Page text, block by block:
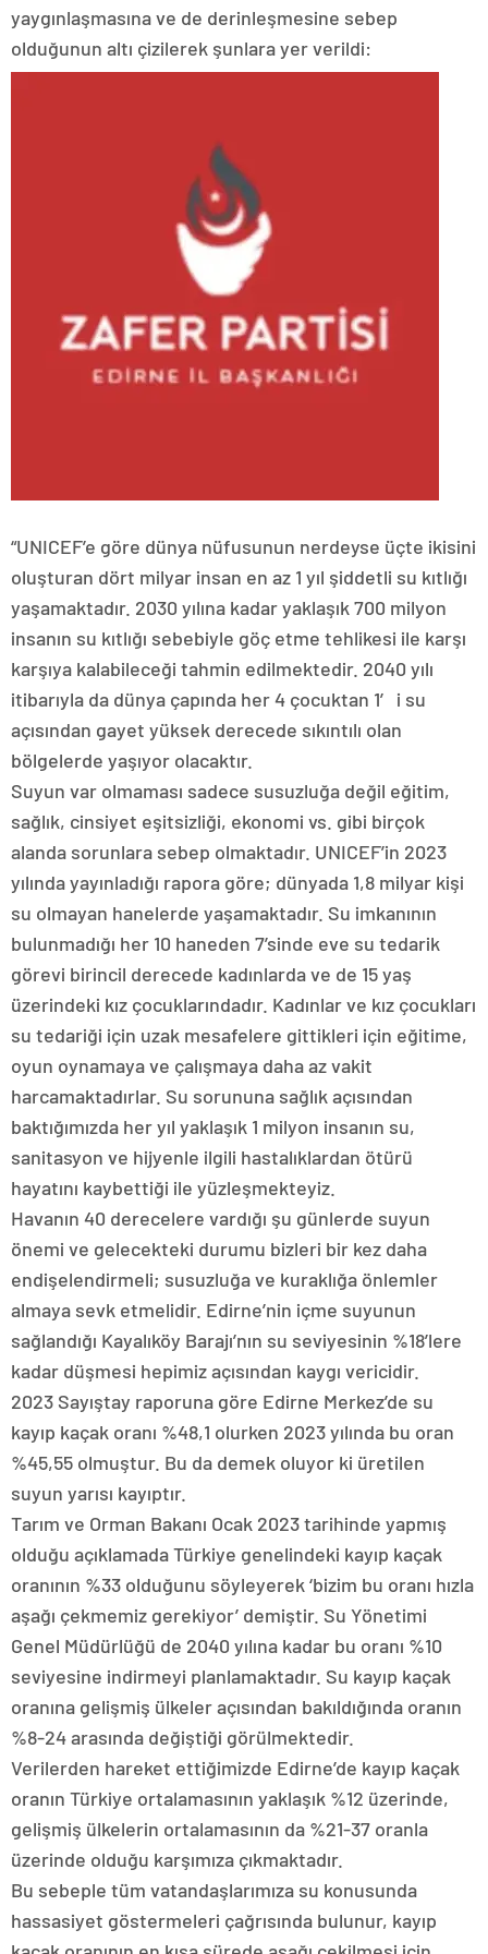
yaygınlaşmasına ve de derinleşmesine sebep
olduğunun altı çizilerek şunlara yer verildi:
“UNICEF’e göre dünya nüfusunun nerdeyse üçte ikisini
oluşturan dört milyar insan en az 1 yıl şiddetli su kıtlığı
yaşamaktadır. 2030 yılına kadar yaklaşık 700 milyon
insanın su kıtlığı sebebiyle göç etme tehlikesi ile karşı
karşıya kalabileceği tahmin edilmektedir. 2040 yılı
itibarıyla da dünya çapında her 4 çocuktan 1′ i su
açısından gayet yüksek derecede sıkıntılı olan
bölgelerde yaşıyor olacaktır.
Suyun var olmaması sadece susuzluğa değil eğitim,
sağlık, cinsiyet eşitsizliği, ekonomi vs. gibi birçok
alanda sorunlara sebep olmaktadır. UNICEF’in 2023
yılında yayınladığı rapora göre; dünyada 1,8 milyar kişi
su olmayan hanelerde yaşamaktadır. Su imkanının
bulunmadığı her 10 haneden 7’sinde eve su tedarik
görevi birincil derecede kadınlarda ve de 15 yaş
üzerindeki kız çocuklarındadır. Kadınlar ve kız çocukları
su tedariği için uzak mesafelere gittikleri için eğitime,
oyun oynamaya ve çalışmaya daha az vakit
harcamaktadırlar. Su sorununa sağlık açısından
baktığımızda her yıl yaklaşık 1 milyon insanın su,
sanitasyon ve hijyenle ilgili hastalıklardan ötürü
hayatını kaybettiği ile yüzleşmekteyiz.
Havanın 40 derecelere vardığı şu günlerde suyun
önemi ve gelecekteki durumu bizleri bir kez daha
endişelendirmeli; susuzluğa ve kuraklığa önlemler
almaya sevk etmelidir. Edirne’nin içme suyunun
sağlandığı Kayalıköy Barajı’nın su seviyesinin %18’lere
kadar düşmesi hepimiz açısından kaygı vericidir.
2023 Sayıştay raporuna göre Edirne Merkez’de su
kayıp kaçak oranı %48,1 olurken 2023 yılında bu oran
%45,55 olmuştur. Bu da demek oluyor ki üretilen
suyun yarısı kayıptır.
Tarım ve Orman Bakanı Ocak 2023 tarihinde yapmış
olduğu açıklamada Türkiye genelindeki kayıp kaçak
oranının %33 olduğunu söyleyerek ‘bizim bu oranı hızla
aşağı çekmemiz gerekiyor’ demiştir. Su Yönetimi
Genel Müdürlüğü de 2040 yılına kadar bu oranı %10
seviyesine indirmeyi planlamaktadır. Su kayıp kaçak
oranına gelişmiş ülkeler açısından bakıldığında oranın
%8-24 arasında değiştiği görülmektedir.
Verilerden hareket ettiğimizde Edirne’de kayıp kaçak
oranın Türkiye ortalamasının yaklaşık %12 üzerinde,
gelişmiş ülkelerin ortalamasının da %21-37 oranla
üzerinde olduğu karşımıza çıkmaktadır.
Bu sebeple tüm vatandaşlarımıza su konusunda
hassasiyet göstermeleri çağrısında bulunur, kayıp